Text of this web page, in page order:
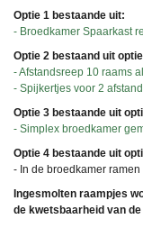
Optie 1 bestaande uit:
- Broedkamer Spaarkast
Optie 2 bestaand uit
- Afstandsreep 10 raams
- Spijkertjes voor 2
Optie 3 bestaande uit
- Simplex broedkamer
Optie 4 bestaande uit
- In de broedkamer
Ingesmolten raampjes
de kwetsbaarheid van